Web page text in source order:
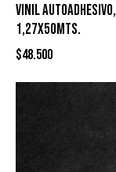
VINIL
1,27X50MTS.
$48.500